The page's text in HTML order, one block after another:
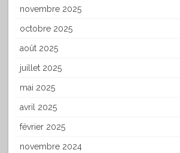
novembre 2025
octobre 2025
août 2025
juillet 2025
mai 2025
avril 2025
février 2025
novembre 2024